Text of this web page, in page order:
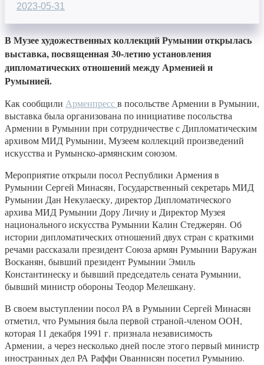
2023-05-31
В Музее художественных коллекций Румынии открылась
выставка, посвященная 30-летию установления
дипломатических отношений между Арменией и
Румынией.
Как сообщили Арменпрессв посольстве Армении в Румынии,
выставка была организована по инициативе посольства
Армении в Румынии при сотрудничестве с Дипломатическим
архивом МИД Румынии, Музеем коллекций произведений
искусства и Румынско-армянским союзом.
Мероприятие открыли посол Республики Армения в
Румынии Сергей Минасян, Государственный секретарь МИД
Румынии Дан Некулаеску, директор Дипломатического
архива МИД Румынии Дору Личиу и Директор Музея
национального искусства Румынии Калин Стеджерян. Об
истории дипломатических отношений двух стран с краткими
речами рассказали президент Союза армян Румынии Варужан
Восканян, бывший президент Румынии Эмиль
Константинеску и бывший председатель сената Румынии,
бывший министр обороны Теодор Мелешкану.
В своем выступлении посол РА в Румынии Сергей Минасян
отметил, что Румыния была первой страной-членом ООН,
которая 11 декабря 1991 г. признала независимость
Армении, а через несколько дней после этого первый министр
иностранных дел РА Раффи Ованнисян посетил Румынию.